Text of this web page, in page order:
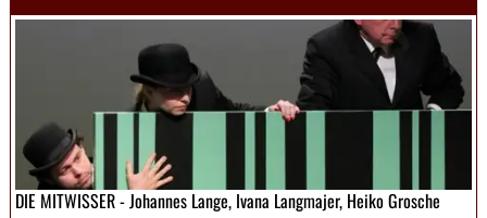
DIE MITWISSER - Johannes Lange, Ivana Langmajer, Heiko Grosche